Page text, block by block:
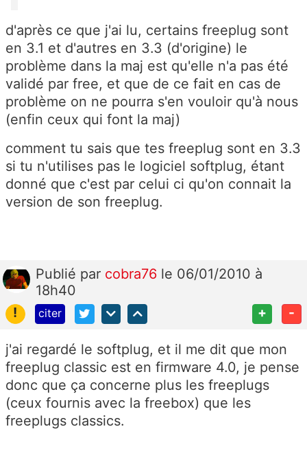
d'après ce que j'ai lu, certains freeplug sont
en 3.1 et d'autres en 3.3 (d'origine) le
problème dans la maj est qu'elle n'a pas été
validé par free, et que de ce fait en cas de
problème on ne pourra s'en vouloir qu'à nous
(enfin ceux qui font la maj)
comment tu sais que tes freeplug sont en 3.3
si tu n'utilises pas le logiciel softplug, étant
donné que c'est par celui ci qu'on connait la
version de son freeplug.
Publié par cobra76 le 06/01/2010 à
18h40
!
citer + -
j'ai regardé le softplug, et il me dit que mon
freeplug classic est en firmware 4.0, je pense
donc que ça concerne plus les freeplugs
(ceux fournis avec la freebox) que les
freeplugs classics.